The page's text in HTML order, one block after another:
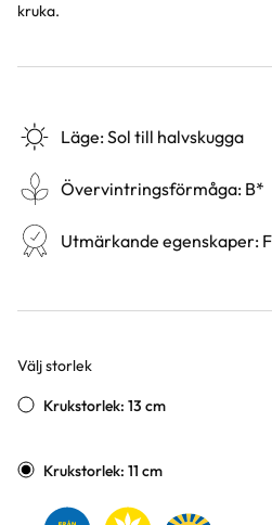
kruka.
Läge:Sol till halvskugga
Övervintringsförmåga: B*
Utmärkande egenskaper:
Välj storlek
Varianter
Krukstorlek: 13 cm
Krukstorlek: 11 cm